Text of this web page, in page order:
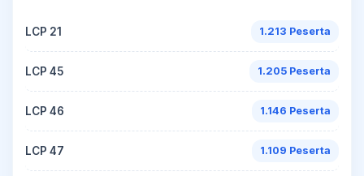
LCP 21 1.213 Peserta
LCP 45 1.205 Peserta
LCP 46 1.146 Peserta
LCP 47 1.109 Peserta